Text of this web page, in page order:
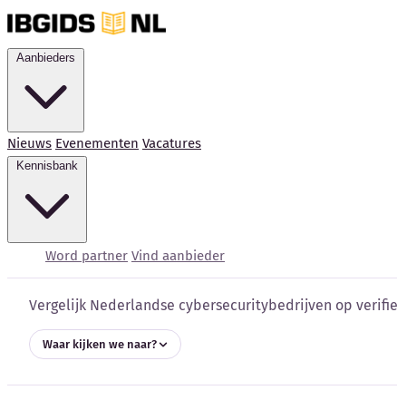
Nieuws Evenementen Vacatures
Word partner Vind aanbieder
Cybersecurity
Vergelijk Nederlandse cybersecuritybedrijven op
Waar kijken we naar?